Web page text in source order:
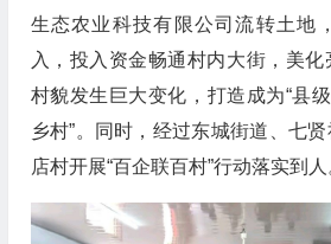
生态农业科技有限公司流转土地
入，投入资金畅通村内大街，美
村貌发生巨大变化，打造成为“县
乡村”。同时，经过东城街道、七
店村开展“百企联百村”行动落实到人